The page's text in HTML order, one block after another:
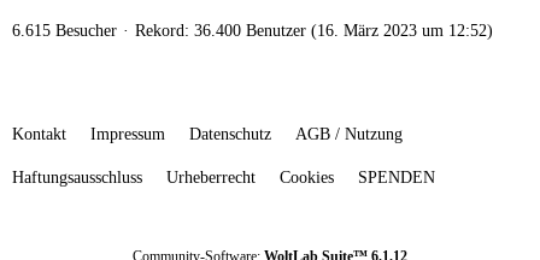
6.615 Besucher Rekord: 36.400 Benutzer (16. März 2023 um 12:52)
Kontakt Impressum Datenschutz AGB / Nutzung
Haftungsausschluss Urheberrecht Cookies SPENDEN
Community-Software: WoltLab Suite™ 6.1.12